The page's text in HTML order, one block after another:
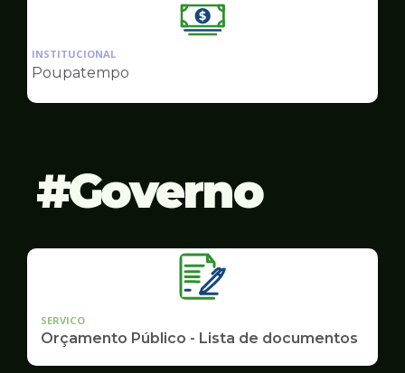
Ilustração
Finanças
INSTITUCIONAL
Poupatempo
Governo
SERVICO
Orçamento Público - Lista de documentos